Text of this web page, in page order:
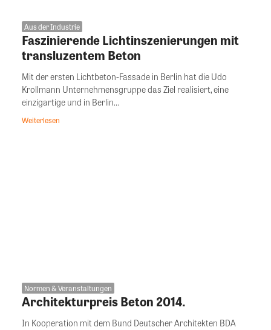
Aus der Industrie
Faszinierende Lichtinszenierungen mit
transluzentem Beton
Mit der ersten Lichtbeton-Fassade in Berlin hat die Udo
Krollmann Unternehmensgruppe das Ziel realisiert, eine
einzigartige und in Berlin...
Weiterlesen
Normen & Veranstaltungen
Architekturpreis Beton 2014.
In Kooperation mit dem Bund Deutscher Architekten BDA